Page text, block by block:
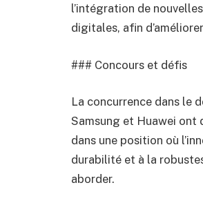
l’intégration de
digitales, afin
### Concours et défis
La concurrence dans le
Samsung et Huawei ont
dans une position où
durabilité et à la
aborder.